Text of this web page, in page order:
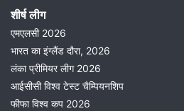
शीर्ष लीग
एमएलसी 2026
भारत का इंग्लैंड दौरा, 2026
लंका प्रीमियर लीग 2026
आईसीसी विश्व टेस्ट चैम्पियनशिप
फीफा विश्व कप 2026